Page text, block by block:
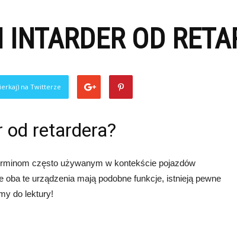
OD
na Twitterze
retardera?
często używanym w kontekście pojazdów
te urządzenia mają podobne funkcje, istnieją pewne
do lektury!